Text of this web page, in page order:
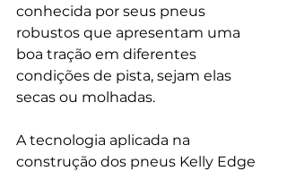
conhecida por seus pneus
robustos que apresentam uma
boa tração em diferentes
condições de pista, sejam elas
secas ou molhadas.
A tecnologia aplicada na
construção dos pneus Kelly Edge